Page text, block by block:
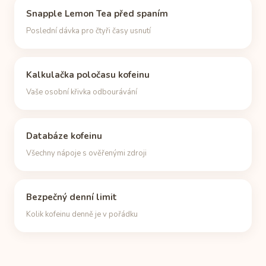
Snapple Lemon Tea před spaním
Poslední dávka pro čtyři časy usnutí
Kalkulačka poločasu kofeinu
Vaše osobní křivka odbourávání
Databáze kofeinu
Všechny nápoje s ověřenými zdroji
Bezpečný denní limit
Kolik kofeinu denně je v pořádku